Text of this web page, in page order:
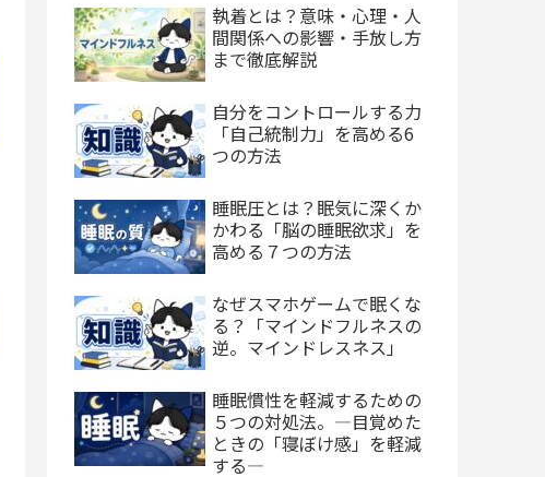
執着とは？意味・心理・人
間関係への影響・手放し方
まで徹底解説
自分をコントロールする力
「自己統制力」を高める6
つの方法
睡眠圧とは？眠気に深くか
かわる「脳の睡眠欲求」を
高める７つの方法
なぜスマホゲームで眠くな
る？「マインドフルネスの
逆。マインドレスネス」
睡眠慣性を軽減するための
５つの対処法。―目覚めた
ときの「寝ぼけ感」を軽減
する―